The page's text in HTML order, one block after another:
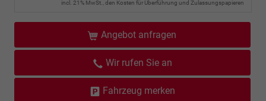
incl. 21% MwSt., den Kosten für Überführung und Zulassungspapieren
Angebot anfragen
Wir rufen Sie an
Fahrzeug merken